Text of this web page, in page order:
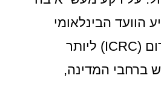
הוועד הבינלאומי
של הצלב האדום (ICRC) ליותר
איש ברחבי המדינה,